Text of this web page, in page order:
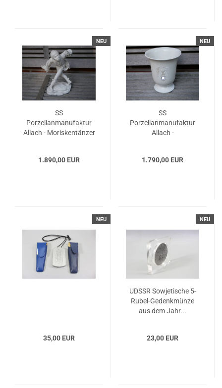
NEU
SS
Porzellanmanufaktur
Allach - Moriskentänzer
1.890,00 EUR
NEU
SS
Porzellanmanufaktur
Allach -
1.790,00 EUR
NEU
35,00 EUR
NEU
UDSSR Sowjetische 5-
Rubel-Gedenkmünze
aus dem Jahr...
23,00 EUR